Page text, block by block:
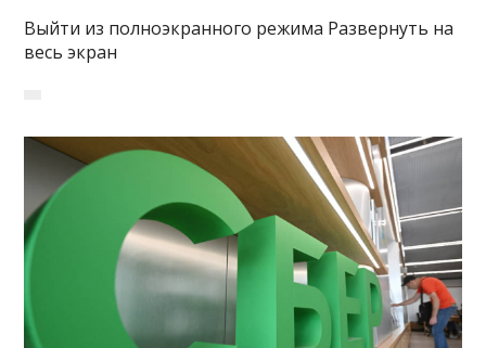
Выйти из полноэкранного режима Развернуть на
весь экран